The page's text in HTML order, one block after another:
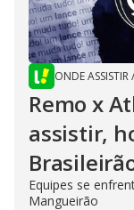
ONDE ASSISTIR/
Remo x
assistir,
Equipes se
Mangueirão